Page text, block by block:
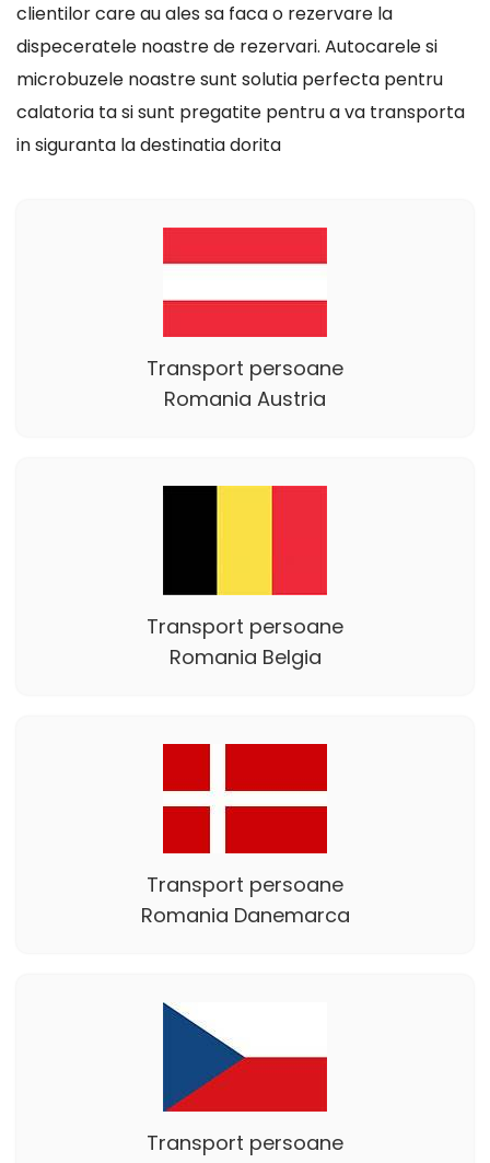
clientilor care au ales sa faca o rezervare la
dispeceratele noastre de rezervari. Autocarele si
microbuzele noastre sunt solutia perfecta pentru
calatoria ta si sunt pregatite pentru a va transporta
in siguranta la destinatia dorita
Transport persoane
Romania Austria
Transport persoane
Romania Belgia
Transport persoane
Romania Danemarca
Transport persoane